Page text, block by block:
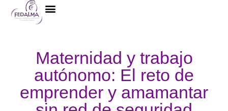
Maternidad y trabajo
autónomo: El reto de
emprender y amamantar